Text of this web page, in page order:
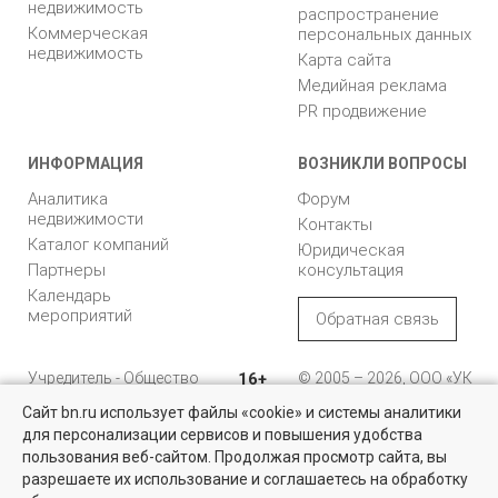
недвижимость
Коммерческая
недвижимость
распространение
персональных данных
Карта сайта
Медийная реклама
PR продвижение
ИНФОРМАЦИЯ
Аналитика
недвижимости
Каталог компаний
Партнеры
Календарь
мероприятий
ВОЗНИКЛИ ВОПРОСЫ
Форум
Контакты
Юридическая
консультация
Обратная связь
Учредитель - Общество
ответственностью
"Управляющая
компания "Бюллетень
недвижимости"
16+
© 2005 – 2026, ООО «УК
196105, Санкт-
Петербург, пр. Юрия
Гагарина, 1
Сайт bn.ru использует файлы «cookie» и системы аналитики
для персонализации сервисов и повышения удобства
пользования веб-сайтом. Продолжая просмотр сайта, вы
разрешаете их использование и соглашаетесь на обработку